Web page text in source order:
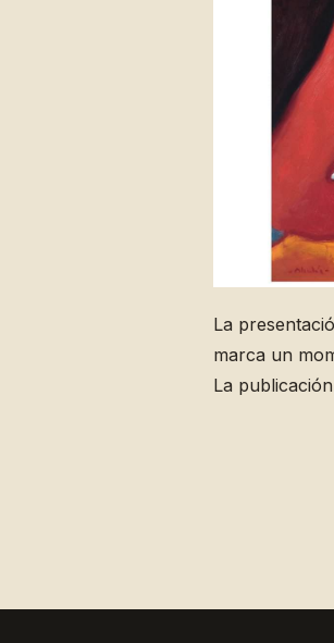
La
marca un
La